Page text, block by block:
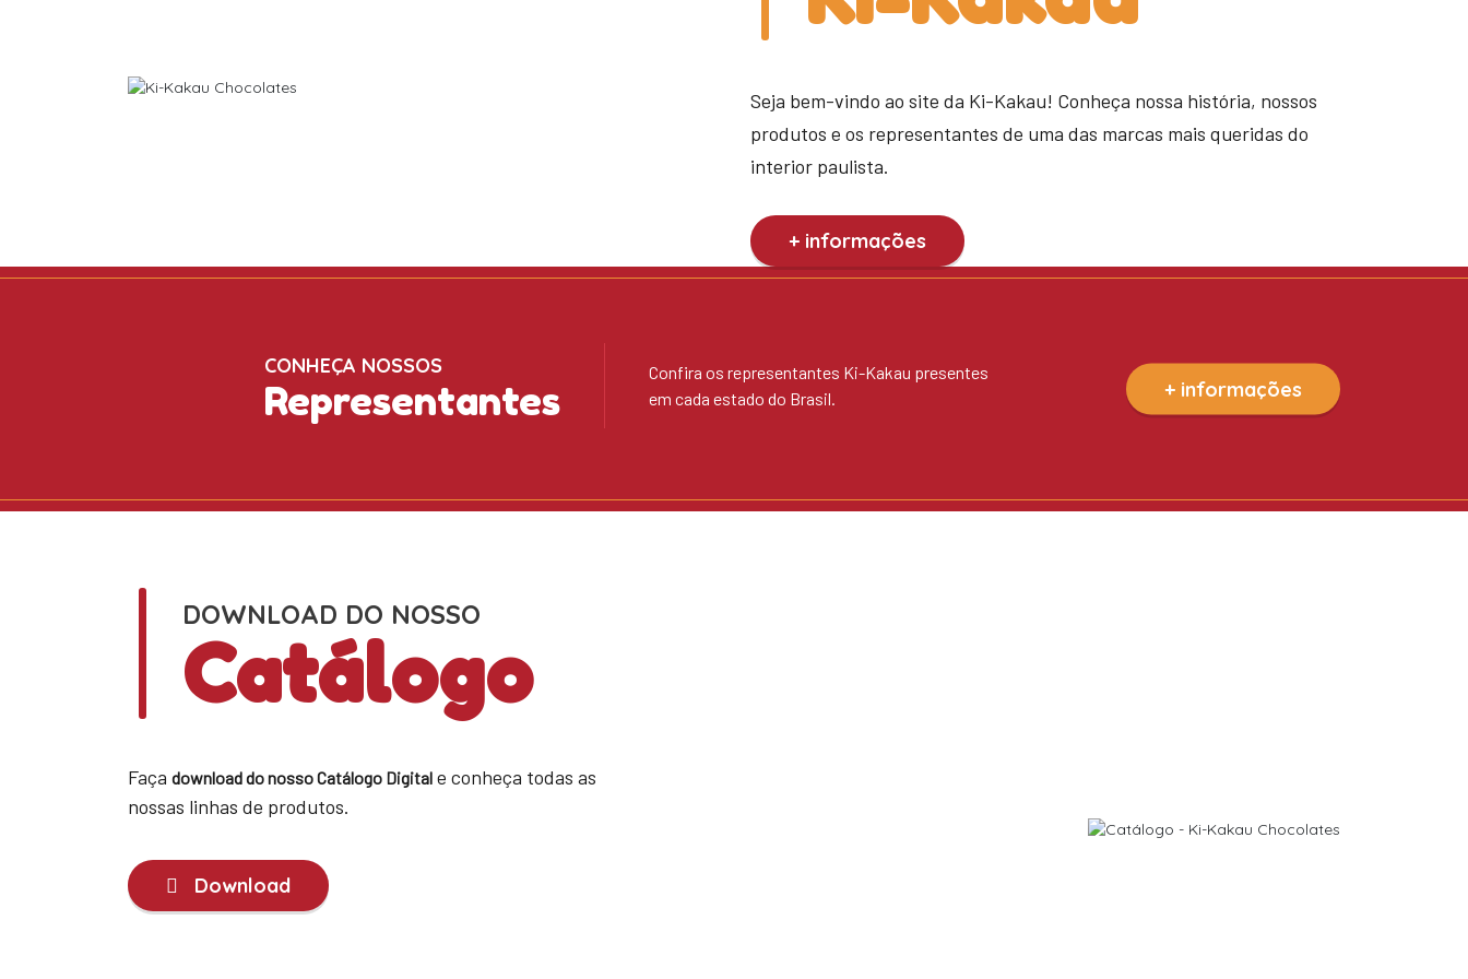
Seja bem-vindo ao site da Ki-Kakau! Conheça nossa história, nossos
produtos e os representantes de uma das marcas mais queridas do
interior paulista.
+ informações
CONHEÇA NOSSOS
Representantes
Confira os representantes Ki-Kakau presentes
em cada estado do Brasil.
+ informações
DOWNLOAD DO NOSSO
Catálogo
Faça download do nosso Catálogo Digital e conheça todas as
nossas linhas de produtos.
Download